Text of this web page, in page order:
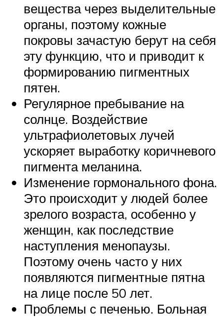
вещества через выделительные
органы, поэтому кожные
покровы зачастую берут на себя
эту функцию, что и приводит к
формированию пигментных
пятен.
Регулярное пребывание на
солнце. Воздействие
ультрафиолетовых лучей
ускоряет выработку коричневого
пигмента меланина.
Изменение гормонального фона.
Это происходит у людей более
зрелого возраста, особенно у
женщин, как последствие
наступления менопаузы.
Поэтому очень часто у них
появляются пигментные пятна
на лице после 50 лет.
Проблемы с печенью. Больная